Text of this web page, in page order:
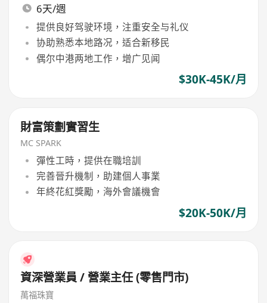
6天/週
提供良好驾驶环境，注重安全与礼仪
协助熟悉本地路况，适合新移民
偶尔中港两地工作，增广见闻
$30K-45K/月
財富策劃實習生
MC SPARK
彈性工時，提供在職培訓
完善晉升機制，助建個人事業
年終花紅獎勵，海外會議機會
$20K-50K/月
資深營業員 / 營業主任 (零售門市)
萬福珠寶